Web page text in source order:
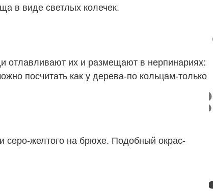
в виде светлых колечек.
отлавливают их и размещают в нерпинариях:
посчитать как у дерева-по кольцам-только
серо-желтого на брюхе. Подобный окрас-